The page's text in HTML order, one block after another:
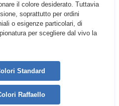
il colore desiderato. Tuttavia
soprattutto per ordini
o esigenze particolari, di
per scegliere dal vivo la
Standard
Raffaello